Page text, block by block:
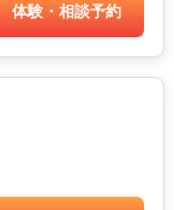
体験・相談予約